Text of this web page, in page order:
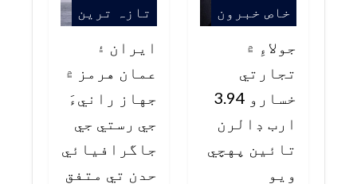
خاص خبرون
جولاءِ ۾
تجارتي
خسارو 3.94
ارب ڊالرن
تائين پهچي
ويو
تازہ ترین
ايران ۽
عمان هرمز ۾
جهاز رانيءَ
جي رستي جي
جاگرافيائي
حدن تي متفق